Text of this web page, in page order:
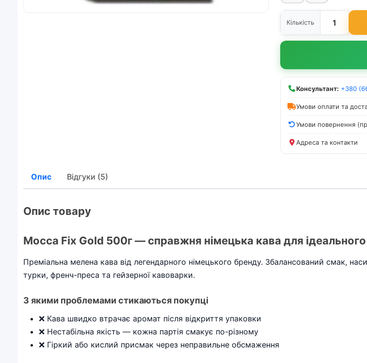
Кількість
Консультант: +380
Умови оплати та
Умови повернення
Адреса та контакти
Опис Відгуки (5)
Опис товару
Mocca Fix Gold 500г — справжня німецька кава для
Преміальна мелена кава від легендарного німецького бренду. Збалансований смак,
турки, френч-преса та гейзерної кавоварки.
З якими проблемами стикаються покупці
❌ Кава швидко втрачає аромат після відкриття упаковки
❌ Нестабільна якість — кожна партія смакує по-різному
❌ Гіркий або кислий присмак через неправильне обсмаження